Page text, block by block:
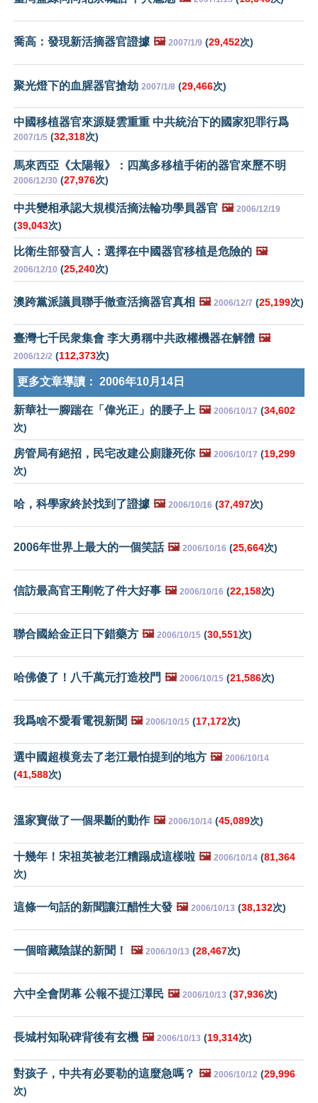
喬高：發現新活摘器官證據 🖼️ 2007/1/9 (29,452次)
聚光燈下的血腥器官搶劫 2007/1/8 (29,466次)
中國移植器官來源疑雲重重 中共統治下的國家犯罪行爲
2007/1/5 (32,318次)
馬來西亞《太陽報》：四萬多移植手術的器官來歷不明
2006/12/30 (27,976次)
中共變相承認大規模活摘法輪功學員器官 🖼️ 2006/12/19
(39,043次)
比衛生部發言人：選擇在中國器官移植是危險的 🖼️
2006/12/10 (25,240次)
澳跨黨派議員聯手徹查活摘器官真相 🖼️ 2006/12/7 (25,199次)
臺灣七千民衆集會 李大勇稱中共政權機器在解體 🖼️
2006/12/2 (112,373次)
更多文章導讀： 2006年10月14日
新華社一腳踹在「偉光正」的腰子上 🖼️ 2006/10/17 (34,602
次)
房管局有絕招，民宅改建公廁賺死你 🖼️ 2006/10/17 (19,299
次)
哈，科學家終於找到了證據 🖼️ 2006/10/16 (37,497次)
2006年世界上最大的一個笑話 🖼️ 2006/10/16 (25,664次)
信訪最高官王剛乾了件大好事 🖼️ 2006/10/16 (22,158次)
聯合國給金正日下錯藥方 🖼️ 2006/10/15 (30,551次)
哈佛傻了！八千萬元打造校門 🖼️ 2006/10/15 (21,586次)
我爲啥不愛看電視新聞 🖼️ 2006/10/15 (17,172次)
選中國超模竟去了老江最怕提到的地方 🖼️ 2006/10/14
(41,588次)
溫家寶做了一個果斷的動作 🖼️ 2006/10/14 (45,089次)
十幾年！宋祖英被老江糟蹋成這樣啦 🖼️ 2006/10/14 (81,364
次)
這條一句話的新聞讓江醋性大發 🖼️ 2006/10/13 (38,132次)
一個暗藏陰謀的新聞！ 🖼️ 2006/10/13 (28,467次)
六中全會閉幕 公報不提江澤民 🖼️ 2006/10/13 (37,936次)
長城村知恥碑背後有玄機 🖼️ 2006/10/13 (19,314次)
對孩子，中共有必要勒的這麼急嗎？ 🖼️ 2006/10/12 (29,996
次)